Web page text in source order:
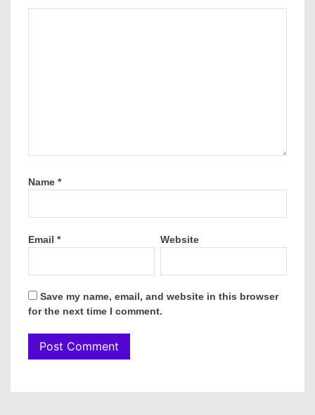
Name *
Email * Website
Save my name, email, and website in this browser
for the next time I comment.